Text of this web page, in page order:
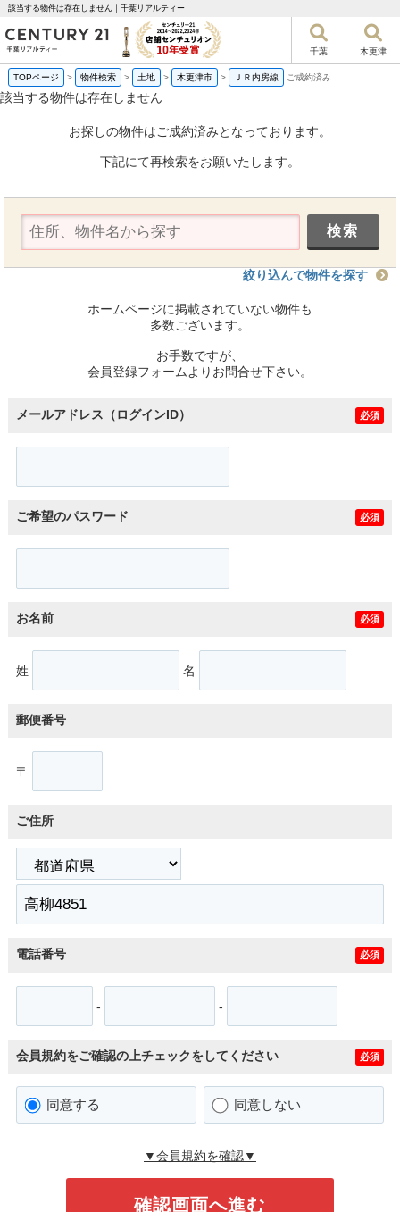
該当する物件は存在しません｜千葉リアルティー
千葉 木更津
TOPページ > 物件検索 > 土地 > 木更津市 > ＪＲ内房線 ご成約済み
該当する物件は存在しません
お探しの物件はご成約済みとなっております。
下記にて再検索をお願いたします。
絞り込んで物件を探す
ホームページに掲載されていない物件も
多数ございます。
お手数ですが、
会員登録フォームよりお問合せ下さい。
メールアドレス（ログインID） 必須
ご希望のパスワード 必須
お名前 必須
姓 名
郵便番号
〒
ご住所
電話番号 必須
- -
会員規約をご確認の上チェックをしてください 必須
同意する 同意しない
▼会員規約を確認▼